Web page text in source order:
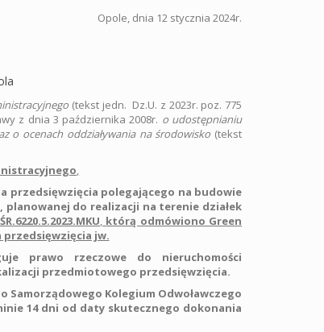
Opole, dnia 12 stycznia 2024r.
(tekst jedn. Dz.U. z 2023r. poz. 775
z dnia 3 października 2008r. o udostępnianiu
o ocenach oddziaływania na środowisko (tekst
,
przedsięwzięcia polegającego na budowie
do realizacji na terenie działek
, którą odmówiono Green
przedsięwzięcia jw.
prawo rzeczowe do nieruchomości
przedmiotowego przedsięwzięcia.
Samorządowego Kolegium Odwoławczego
14 dni od daty skutecznego dokonania